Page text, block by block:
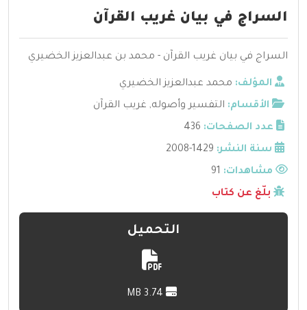
السراج في بيان غريب القرآن
السراج في بيان غريب القرآن - محمد بن عبدالعزيز الخضيري
المؤلف: محمد عبدالعزيز الخضيري
الأقسام: التفسير وأصوله, غريب القرآن
عدد الصفحات: 436
سنة النشر: 1429-2008
مشاهدات:
بلّغ عن كتاب
التحميل